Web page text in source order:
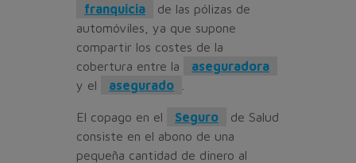
franquicia
de las pólizas de
automóviles, ya que supone
compartir los costes de la
cobertura entre la
aseguradora
y el
asegurado
El copago en el Seguro
de Salud
consiste en el abono de una
pequeña cantidad de dinero al